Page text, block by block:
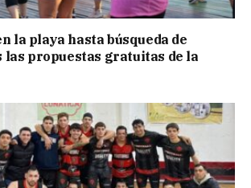
la playa hasta búsqueda de
las propuestas gratuitas de la